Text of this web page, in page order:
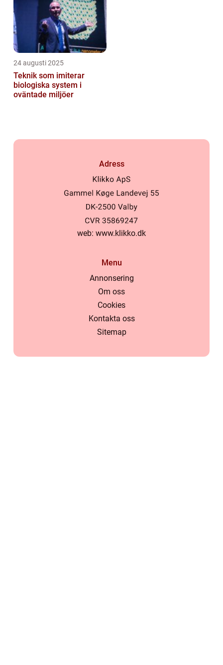
24 augusti 2025
Teknik som imiterar
biologiska system i
oväntade miljöer
Adress
web: www.klikko.dk
Menu
Annonsering
Om oss
Cookies
Kontakta oss
Sitemap